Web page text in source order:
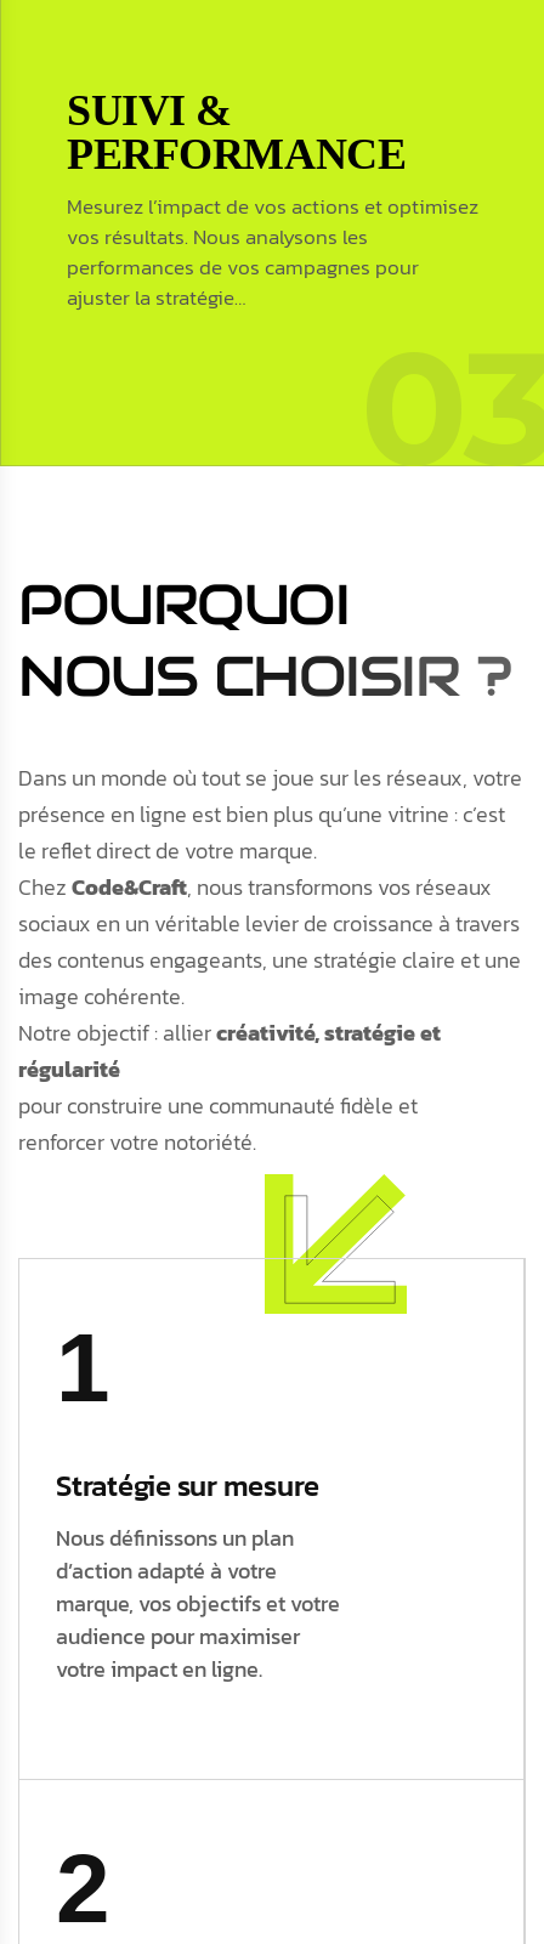
SUIVI &
PERFORMANCE
Mesurez l’impact de vos actions et optimisez
vos résultats. Nous analysons les
performances de vos campagnes pour
ajuster la stratégie…
SUIVI &
PERFORMANCE
Mesurez l’impact de vos actions et optimisez
vos résultats. Nous analysons les
performances de vos campagnes pour
POURQUOI
NOUS CHOISIR ?
Dans un monde où tout se joue sur les réseaux, votre
présence en ligne est bien plus qu’une vitrine : c’est
le reflet direct de votre marque.
ChezCode&Craft, nous transformons vos réseaux
sociaux en un véritable levier de croissance à travers
des contenus engageants, une stratégie claire et une
image cohérente.
Notre objectif : alliercréativité, stratégie et
régularité
pour construire une communauté fidèle et
renforcer votre notoriété.
1
Stratégie sur mesure
Nous définissons un plan
d’action adapté à votre
marque, vos objectifs et votre
audience pour maximiser
votre impact en ligne.
2